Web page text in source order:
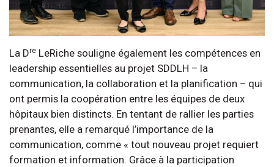
La Dre LeRiche souligne également les compétences en
leadership essentielles au projet SDDLH – la
communication, la collaboration et la planification – qui
ont permis la coopération entre les équipes de deux
hôpitaux bien distincts. En tentant de rallier les parties
prenantes, elle a remarqué l’importance de la
communication, comme « tout nouveau projet requiert
formation et information. Grâce à la participation